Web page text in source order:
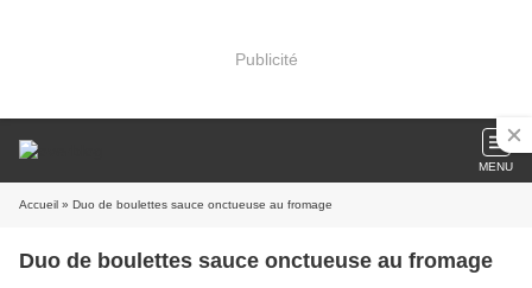
Publicité
MENU
Accueil » Duo de boulettes sauce onctueuse au fromage
Duo de boulettes sauce onctueuse au fromage